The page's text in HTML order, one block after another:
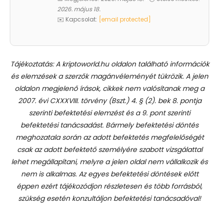
2026. május 18.
✉️ Kapcsolat:
[email protected]
Tájékoztatás: A kriptoworld.hu oldalon található információk
és elemzések a szerzők magánvéleményét tükrözik. A jelen
oldalon megjelenő írások, cikkek nem valósítanak meg a
2007. évi CXXXVIII. törvény (Bszt.) 4. § (2). bek 8. pontja
szerinti befektetési elemzést és a 9. pont szerinti
befektetési tanácsadást. Bármely befektetési döntés
meghozatala során az adott befektetés megfelelőségét
csak az adott befektető személyére szabott vizsgálattal
lehet megállapítani, melyre a jelen oldal nem vállalkozik és
nem is alkalmas. Az egyes befektetési döntések előtt
éppen ezért tájékozódjon részletesen és több forrásból,
szükség esetén konzultáljon befektetési tanácsadóval!